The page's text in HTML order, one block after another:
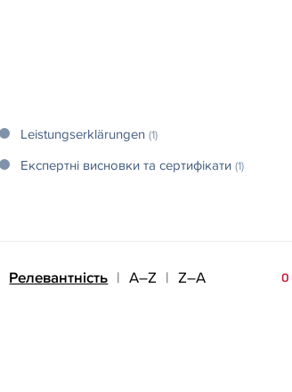
Leistungserklärungen (1)
Експертні висновки та сертифікати (1)
Релевантність | A–Z | Z–A 0